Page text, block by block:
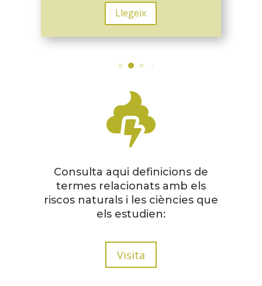
Llegeix

Consulta aqui definicions de
termes relacionats amb els
riscos naturals i les ciències que
els estudien:
Visita